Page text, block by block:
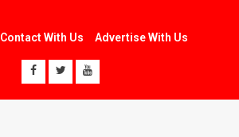
Contact With Us Advertise With Us